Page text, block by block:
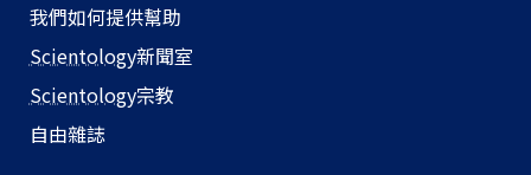
我們如何提供幫助
Scientology新聞室
Scientology宗教
自由雜誌